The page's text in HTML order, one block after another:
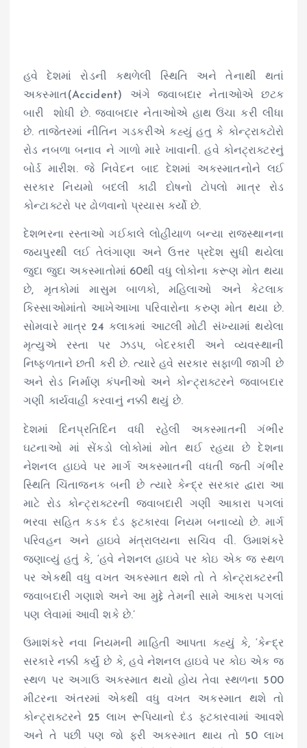
હવે દેશમાં રોડની કથળેલી સ્થિતિ અને તેનાથી થતાં
અકસ્માત(Accident) અંગે જવાબદાર નેતાઓએ છટક
બારી શોધી છે. જવાબદાર નેતાઓએ હાથ ઉંચા કરી લીધા
છે. તાજેતરમાં નીતિન ગડકરીએ કહ્યું હતુ કે કોન્ટ્રાક્ટોરો
રોડ નબળા બનાવ ને ગાળો મારે ખાવાની. હવે કોનટ્રાક્ટરનું
બોર્ડ મારીશ. જે નિવેદન બાદ દેશમાં અકસ્માતનોને લઈ
સરકાર નિયમો બદલી કાઢી દોષનો ટોપલો માત્ર રોડ
કોન્ટાક્ટરો પર ઢોળવાનો પ્રયાસ કર્યો છે.
દેશભરના રસ્તાઓ ગઈકાલે લોહીયાળ બન્યા રાજસ્થાનના
જયપુરથી લઈ તેલંગાણા અને ઉત્તર પ્રદેશ સુધી થયેલા
જુદા જુદા અકસ્માતોમાં 60થી વધુ લોકોના કરૂણ મોત થયા
છે, મૃતકોમાં માસુમ બાળકો, મહિલાઓ અને કેટલાક
કિસ્સાઓમાંતો આખેઆખા પરિવારોના કરુણ મોત થયા છે.
સોમવારે માત્ર 24 કલાકમાં આટલી મોટી સંખ્યામાં થયેલા
મૃત્યુએ રસ્તા પર ઝડપ, બેદરકારી અને વ્યવસ્થાની
નિષ્ફળતાને છતી કરી છે. ત્યારે હવે સરકાર સફાળી જાગી છે
અને રોડ નિર્માણ કંપનીઓ અને કોન્ટ્રાક્ટરને જવાબદાર
ગણી કાર્યવાહી કરવાનું નક્કી થયું છે.
દેશમાં દિનપ્રતિદિન વધી રહેલી અકસ્માતની ગંભીર
ઘટનાઓ માં સેંકડો લોકોમાં મોત થઈ રહયા છે દેશના
નેશનલ હાઇવે પર માર્ગ અકસ્માતની વધતી જતી ગંભીર
સ્થિતિ ચિંતાજનક બની છે ત્યારે કેન્દ્ર સરકાર દ્વારા આ
માટે રોડ કોન્ટ્રાક્ટરની જવાબદારી ગણી આકારા પગલાં
ભરવા સહિત કડક દંડ ફટકારવા નિયમ બનાવ્યો છે. માર્ગ
પરિવહન અને હાઇવે મંત્રાલયના સચિવ વી. ઉમાશંકરે
જણાવ્યું હતું કે, ‘હવે નેશનલ હાઇવે પર કોઇ એક જ સ્થળ
પર એકથી વધુ વખત અકસ્માત થશે તો તે કોન્ટ્રાક્ટરની
જવાબદારી ગણાશે અને આ મુદ્દે તેમની સામે આકરા પગલાં
પણ લેવામાં આવી શકે છે.’
ઉમાશંકરે નવા નિયમની માહિતી આપતા કહ્યું કે, ‘કેન્દ્ર
સરકારે નક્કી કર્યું છે કે, હવે નેશનલ હાઇવે પર કોઇ એક જ
સ્થળ પર અગાઉ અકસ્માત થયો હોય તેવા સ્થળના 500
મીટરના અંતરમાં એકથી વધુ વખત અકસ્માત થશે તો
કોન્ટ્રાક્ટરને 25 લાખ રૂપિયાનો દંડ ફટકારવામાં આવશે
અને તે પછી પણ જો ફરી અકસ્માત થાય તો 50 લાખ